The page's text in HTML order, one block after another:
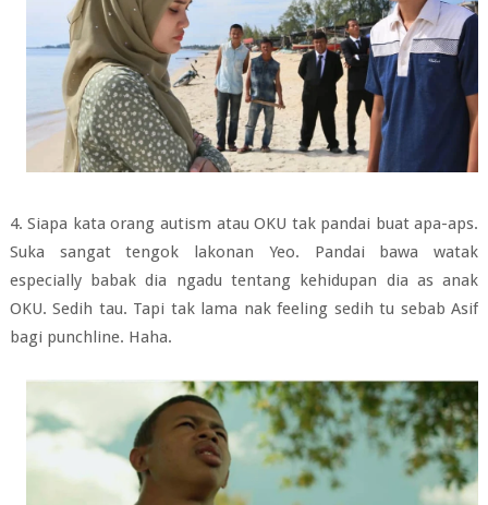
4. Siapa kata orang autism atau OKU tak pandai buat apa-aps.
Suka sangat tengok lakonan Yeo. Pandai bawa watak
especially babak dia ngadu tentang kehidupan dia as anak
OKU. Sedih tau. Tapi tak lama nak feeling sedih tu sebab Asif
bagi punchline. Haha.